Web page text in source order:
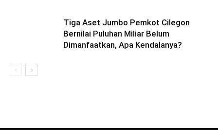
Tiga Aset Jumbo Pemkot Cilegon
Bernilai Puluhan Miliar Belum
Dimanfaatkan, Apa Kendalanya?